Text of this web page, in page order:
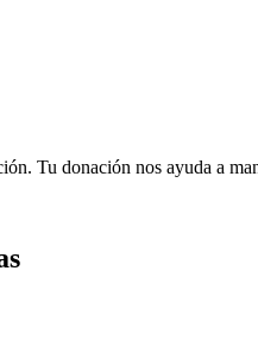
Tu donación nos ayuda a